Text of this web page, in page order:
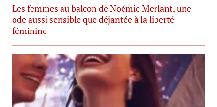
Les femmes au balcon de Noémie Merlant, une
ode aussi sensible que déjantée à la liberté
féminine